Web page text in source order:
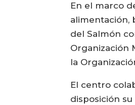
En el marco
alimentación,
del Salmón
Organización
la
El centro
disposición